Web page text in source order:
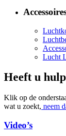
Lucht
Heeft u
Klik op de
wat u zoekt, neem
Video’s